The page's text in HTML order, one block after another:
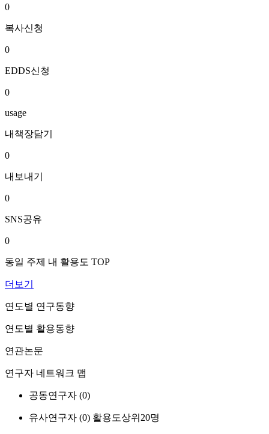
0
복사신청
0
EDDS신청
0
usage
내책장담기
0
내보내기
0
SNS공유
0
동일 주제 내 활용도 TOP
더보기
연도별 연구동향
연도별 활용동향
연관논문
연구자 네트워크 맵
공동연구자 (0)
유사연구자 (0) 활용도상위20명